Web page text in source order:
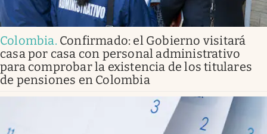
Colombia. Confirmado: el Gobierno visitará
casa por casa con personal administrativo
para comprobar la existencia de los titulares
de pensiones en Colombia